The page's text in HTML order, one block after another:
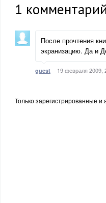
1 комментарий
После прочтения
экранизацию. Да и
guest 19 февраля 2009,
Только зарегистрированные